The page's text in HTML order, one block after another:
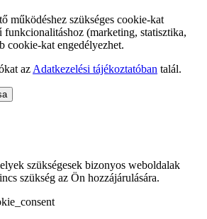
működéshez szükséges cookie-kat
funkcionalitáshoz (marketing, statisztika,
cookie-kat engedélyezhet.
az Adatkezelési tájékoztatóban talál.
szükségesek bizonyos weboldalak
szükség az Ön hozzájárulására.